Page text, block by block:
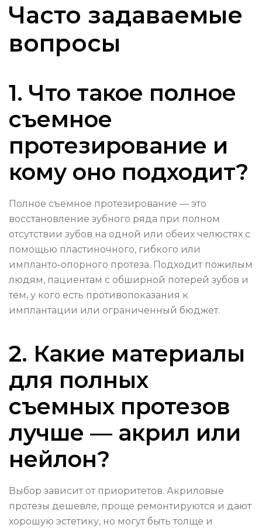
Часто задаваемые
вопросы
1. Что такое полное
съемное
протезирование и
кому оно подходит?
Полное съемное протезирование — это
восстановление зубного ряда при полном
отсутствии зубов на одной или обеих челюстях с
помощью пластиночного, гибкого или
импланто-опорного протеза. Подходит пожилым
людям, пациентам с обширной потерей зубов и
тем, у кого есть противопоказания к
имплантации или ограниченный бюджет.
2. Какие материалы
для полных
съемных протезов
лучше — акрил или
нейлон?
Выбор зависит от приоритетов. Акриловые
протезы дешевле, проще ремонтируются и дают
хорошую эстетику, но могут быть толще и